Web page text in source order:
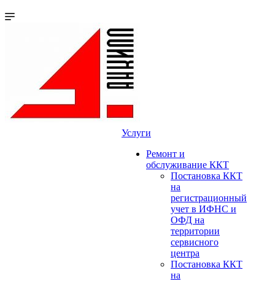
Услуги
Ремонт и
обслуживание ККТ
Постановка ККТ
на
регистрационный
учет в ИФНС и
ОФД на
территории
сервисного
центра
Постановка ККТ
на